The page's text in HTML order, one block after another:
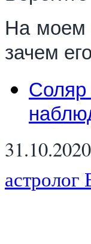
На моем
зачем
Соляр
31.10.2020